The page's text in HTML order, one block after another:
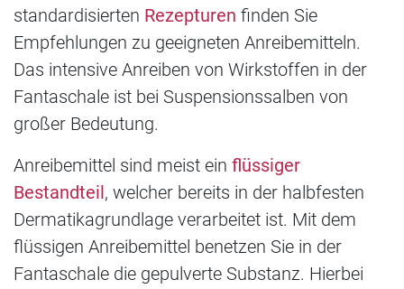
standardisierten Rezepturen finden Sie
Empfehlungen zu geeigneten Anreibemitteln.
Das intensive Anreiben von Wirkstoffen in der
Fantaschale ist bei Suspensionssalben von
großer Bedeutung.
Anreibemittel sind meist ein flüssiger
Bestandteil, welcher bereits in der halbfesten
Dermatikagrundlage verarbeitet ist. Mit dem
flüssigen Anreibemittel benetzen Sie in der
Fantaschale die gepulverte Substanz. Hierbei